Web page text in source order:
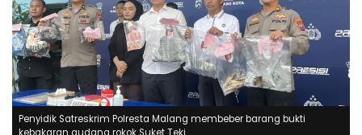
Penyidik Satreskrim Polresta Malang membeber barang bukti